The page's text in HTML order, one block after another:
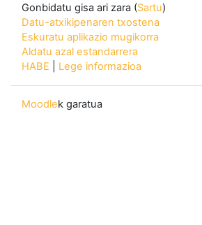
Gonbidatu gisa ari zara (Sartu)
Datu-atxikipenaren txostena
Eskuratu aplikazio mugikorra
Aldatu azal estandarrera
HABE
Lege informazioa
Moodlek garatua